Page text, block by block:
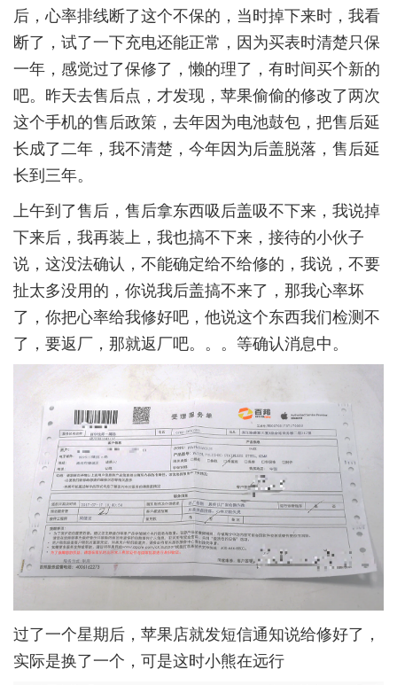
后，心率排线断了这个不保的，当时掉下来时，我看
断了，试了一下充电还能正常，因为买表时清楚只保
一年，感觉过了保修了，懒的理了，有时间买个新的
吧。昨天去售后点，才发现，苹果偷偷的修改了两次
这个手机的售后政策，去年因为电池鼓包，把售后延
长成了二年，我不清楚，今年因为后盖脱落，售后延
长到三年。
上午到了售后，售后拿东西吸后盖吸不下来，我说掉
下来后，我再装上，我也搞不下来，接待的小伙子
说，这没法确认，不能确定给不给修的，我说，不要
扯太多没用的，你说我后盖搞不来了，那我心率坏
了，你把心率给我修好吧，他说这个东西我们检测不
了，要返厂，那就返厂吧。。。等确认消息中。
过了一个星期后，苹果店就发短信通知说给修好了，
实际是换了一个，可是这时小熊在远行